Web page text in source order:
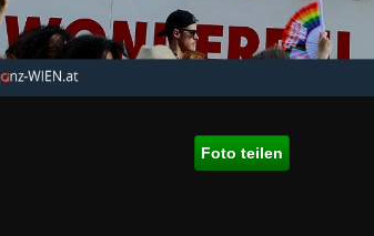
Foto teilen